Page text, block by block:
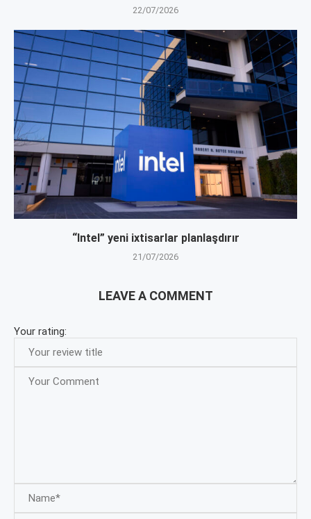
22/07/2026
“Intel” yeni ixtisarlar planlaşdırır
21/07/2026
LEAVE A COMMENT
Your rating: